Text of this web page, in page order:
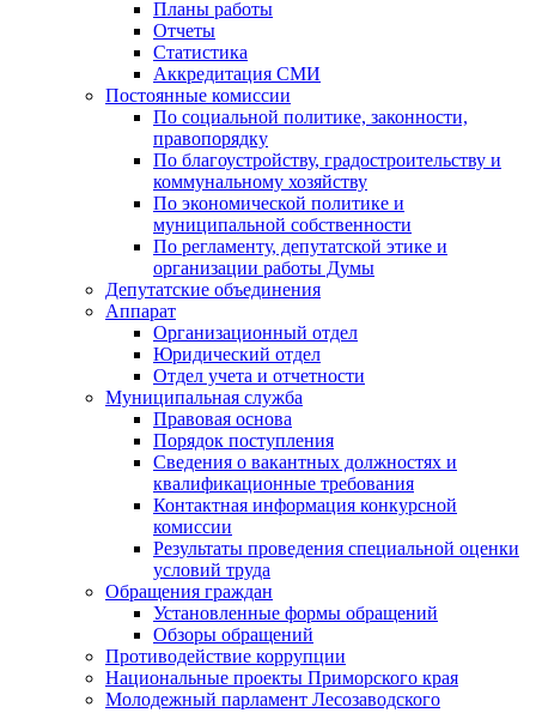
Планы работы
Отчеты
Статистика
Аккредитация СМИ
Постоянные комиссии
По социальной политике, законности,
правопорядку
По благоустройству, градостроительству и
коммунальному хозяйству
По экономической политике и
муниципальной собственности
По регламенту, депутатской этике и
организации работы Думы
Депутатские объединения
Аппарат
Организационный отдел
Юридический отдел
Отдел учета и отчетности
Муниципальная служба
Правовая основа
Порядок поступления
Сведения о вакантных должностях и
квалификационные требования
Контактная информация конкурсной
комиссии
Результаты проведения специальной оценки
условий труда
Обращения граждан
Установленные формы обращений
Обзоры обращений
Противодействие коррупции
Национальные проекты Приморского края
Молодежный парламент Лесозаводского